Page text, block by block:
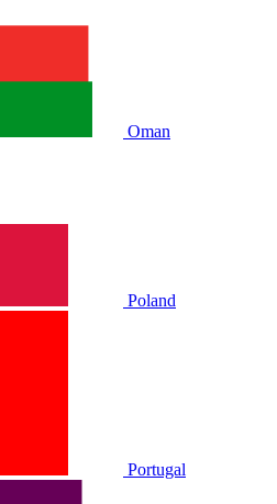
Oman
Poland
Portugal